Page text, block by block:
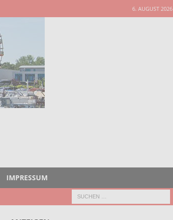
6. AUGUST 2026
IMPRESSUM